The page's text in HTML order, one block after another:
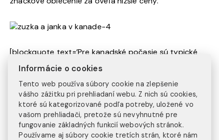
[blockquote text=’Pre kanadské počasie sú typické
veľké rozdiely medzi letom a zimou. Zima trvá trochu
dlhšie ako u nás. Vo Vancouveri v zime často prší a
fúka silný vietor, takže ani dáždnik veľmi nepomáhal!
Naopak leto bolo úžasné, teplé a slnečné.‘
text_color=“ quote_color=’undefined‘ width=“
line_height=“ background_color=“ border_color=“
border_width=“]
Informácie o cookies
Tento web používa súbory cookie na zlepšenie
vášho zážitku pri prehliadaní webu. Z nich sú cookies,
ktoré sú kategorizované podľa potreby, uložené vo
vašom prehliadači, pretože sú nevyhnutné pre
fungovanie základných funkcií webových stránok.
Používame aj súbory cookie tretích strán, ktoré nám